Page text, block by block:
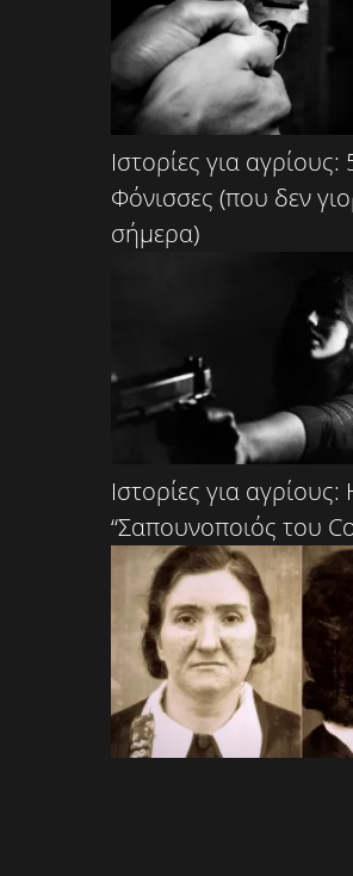
Ιστορίες για αγρίους:
Φόνισσες (που δεν
σήμερα)
Ιστορίες για αγρίους:
“Σαπουνοποιός του